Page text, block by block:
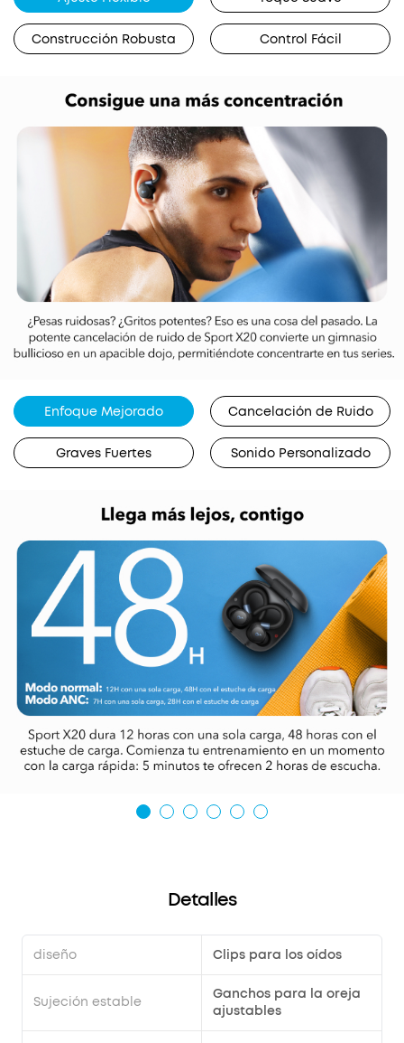
Construcción Robusta Control Fácil
Enfoque Mejorado Cancelación de Ruido
Graves Fuertes Sonido Personalizado
Detalles
diseño Clips para los oídos
Sujeción estable
Ganchos para la oreja
ajustables